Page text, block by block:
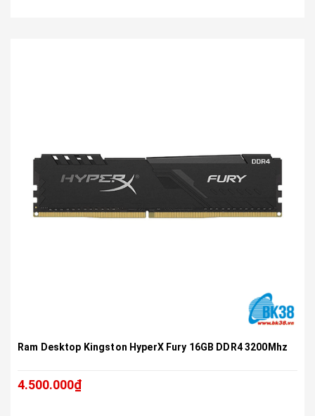
Ram Desktop Kingston HyperX Fury 16GB DDR4 3200Mhz
4.500.000₫